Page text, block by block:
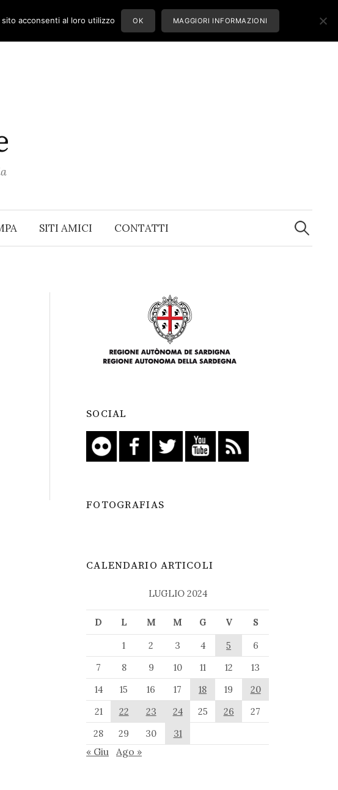
SITI AMICI CONTATTI
Ricerca
per:
SOCIAL
FOTOGRAFIAS
CALENDARIO ARTICOLI
LUGLIO 2024
D L M M G V
S
1
2 3 4 5
6
7
8 9 10 11 12
13
14
15 16 17 18 19
20
21
22 23 24 25 26
27
28
29 30 31
« Giu Ago »
acconsenti al loro utilizzo OK MAGGIORI INFORMAZIONI